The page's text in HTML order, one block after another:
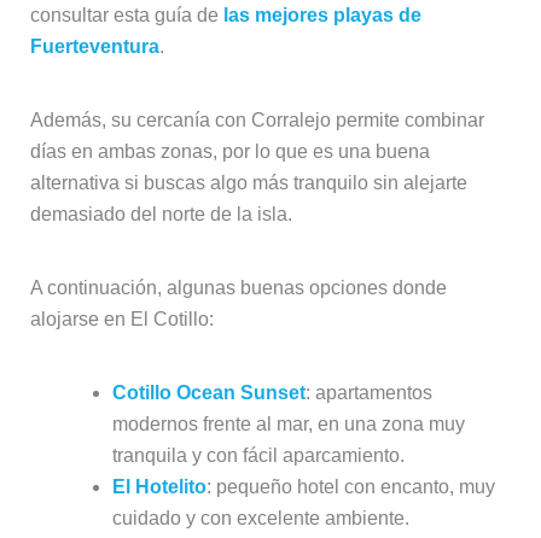
consultar esta guía de las mejores playas de
Fuerteventura.
Además, su cercanía con Corralejo permite combinar
días en ambas zonas, por lo que es una buena
alternativa si buscas algo más tranquilo sin alejarte
demasiado del norte de la isla.
A continuación, algunas buenas opciones donde
alojarse en El Cotillo:
Cotillo Ocean Sunset: apartamentos
modernos frente al mar, en una zona muy
tranquila y con fácil aparcamiento.
El Hotelito: pequeño hotel con encanto, muy
cuidado y con excelente ambiente.